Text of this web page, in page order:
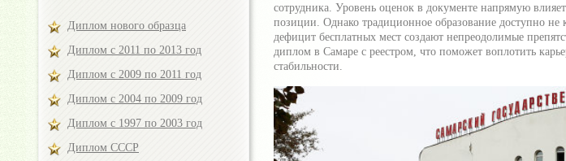
сотрудника. Уровень оценок в документе напрямую
позиции. Однако традиционное образование доступно
дефицит бесплатных мест создают непреодолимые
диплом в Самаре с реестром, что поможет воплотить
стабильности.
Диплом нового образца
Диплом с 2011 по 2013 год
Диплом с 2009 по 2011 год
Диплом с 2004 по 2009 год
Диплом с 1997 по 2003 год
Диплом СССР